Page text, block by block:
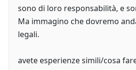
sono di loro responsabilità, e
Ma immagino che dovremo
legali.
avete esperienze simili/cosa